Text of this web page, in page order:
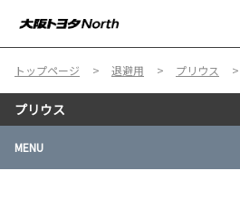
トップページ 退避用 プリウス
プリウス
MENU